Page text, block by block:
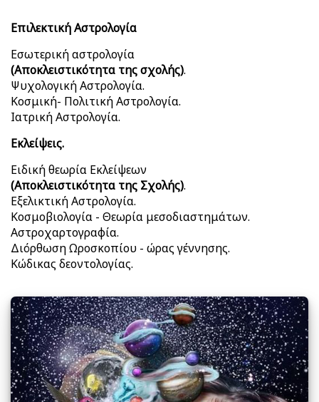
Επιλεκτική Αστρολογία
Εσωτερική αστρολογία
(Αποκλειστικότητα της σχολής).
Ψυχολογική Αστρολογία.
Κοσμική- Πολιτική Αστρολογία.
Ιατρική Αστρολογία.
Εκλείψεις.
Ειδική θεωρία Εκλείψεων
(Αποκλειστικότητα της Σχολής).
Εξελικτική Αστρολογία.
Κοσμοβιολογία - Θεωρία μεσοδιαστημάτων.
Αστροχαρτογραφία.
Διόρθωση Ωροσκοπίου - ώρας γέννησης.
Κώδικας δεοντολογίας.